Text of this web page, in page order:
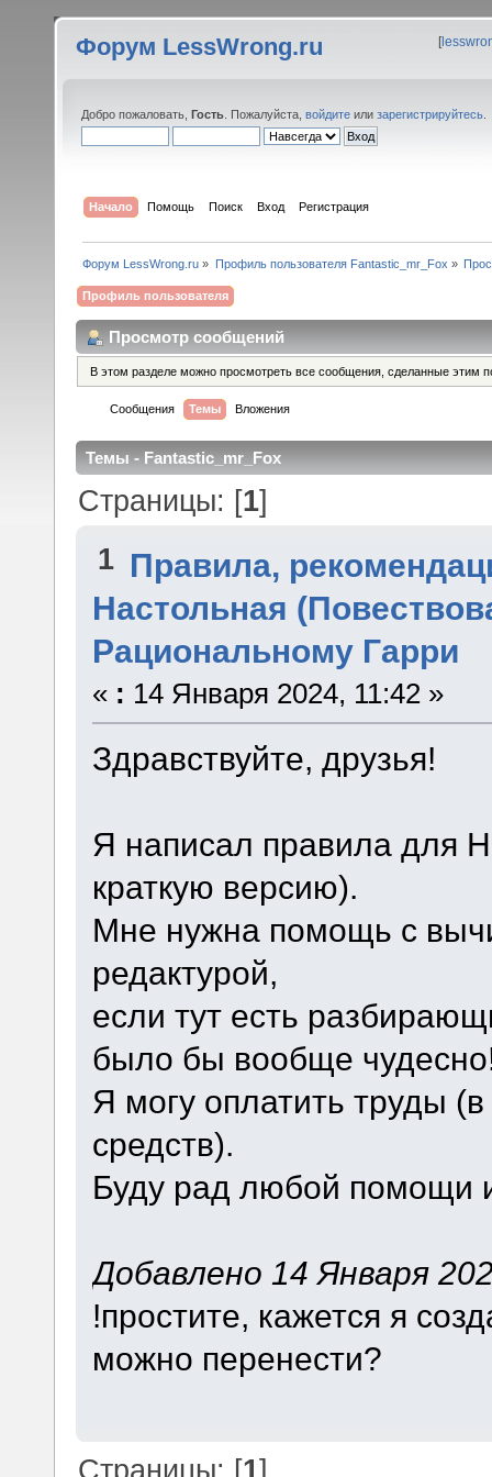
Форум LessWrong.ru [
Добро пожаловать, Гость . Пожалуйста, войдите или зарегистрируйтесь
Начало Помощь Поиск Вход Регистрация
Форум LessWrong.ru » Профиль пользователя Fantastic_mr_Fox »
Профиль пользователя
Просмотр сообщений
В этом разделе можно просмотреть все сообщения, сделанные этим
Сообщения Темы Вложения
Темы - Fantastic_mr_Fox
Страницы: [1]
1 Правила,
Настольная
Рациональному Гарри
« : 14 Января 2024, 11:42 »
Здравствуйте, друзья!
Я написал правила для
краткую версию).
Мне нужна помощь с
редактурой,
если тут есть
было бы вообще
Я могу оплатить труды
средств).
Буду рад любой помощи
Добавлено 14 Января
!простите, кажется я
можно перенести?
Страницы: [1]